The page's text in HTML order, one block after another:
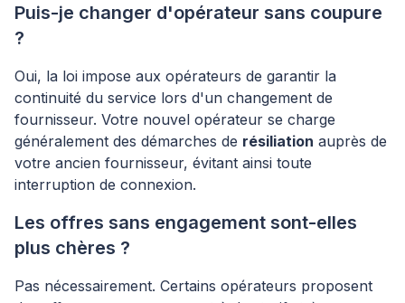
Puis-je changer d'opérateur sans coupure
?
Oui, la loi impose aux opérateurs de garantir la
continuité du service lors d'un changement de
fournisseur. Votre nouvel opérateur se charge
généralement des démarches de résiliation auprès de
votre ancien fournisseur, évitant ainsi toute
interruption de connexion.
Les offres sans engagement sont-elles
plus chères ?
Pas nécessairement. Certains opérateurs proposent